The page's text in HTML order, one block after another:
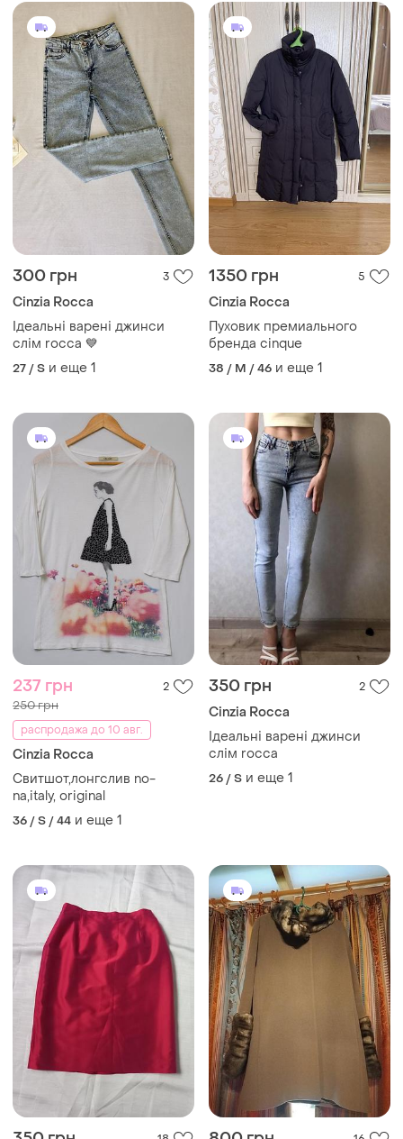
300 грн 3
Cinzia Rocca
Ідеальні варені джинси
слім rocca 💙
27 / S и еще 1
1350 грн 5
Cinzia Rocca
Пуховик премиального
бренда cinque
38 / M / 46 и еще 1
237 грн 2
250 грн
распродажа до 10 авг.
Cinzia Rocca
Свитшот,лонгслив no-
na,italy, original
36 / S / 44 и еще 1
350 грн 2
Cinzia Rocca
Ідеальні варені джинси
слім rocca
26 / S и еще 1